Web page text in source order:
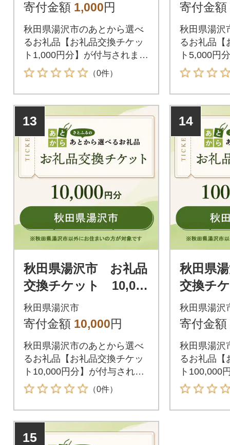
寄付金額 1,000円
秋田県湯沢市のあとから選べ
るお礼品【お礼品交換チケッ
ト1,000円分】が付与されま
す。付与されたお礼品交換チ
ケットは秋田県湯沢市が指定
するお礼品と交換が可能で
す。
（0件）
寄付金額
秋田県湯沢
るお礼品【
ト5,000円
す。付与さ
ケットは秋
するお礼品
す。
13
秋田県湯沢市 お礼品
交換チケット 10,000
円分
秋田県湯沢市
寄付金額 10,000円
秋田県湯沢市のあとから選べ
るお礼品【お礼品交換チケッ
ト10,000円分】が付与されま
す。付与されたお礼品交換チ
ケットは秋田県湯沢市が指定
するお礼品と交換が可能で
す。
（0件）
14
秋田県
交換チ
0円分
秋田県湯沢
寄付金額
秋田県湯沢
るお礼品【
ト100,000
ます。付与
チケットは
定するお礼
15